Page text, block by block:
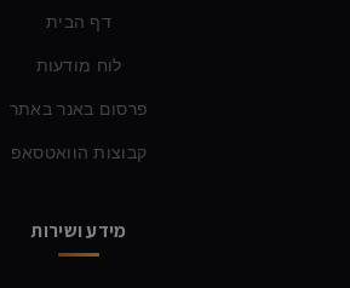
דף הבית
לוח מודעות
פרסום באנר באתר
קבוצות הוואטסאפ
מידע ושירות